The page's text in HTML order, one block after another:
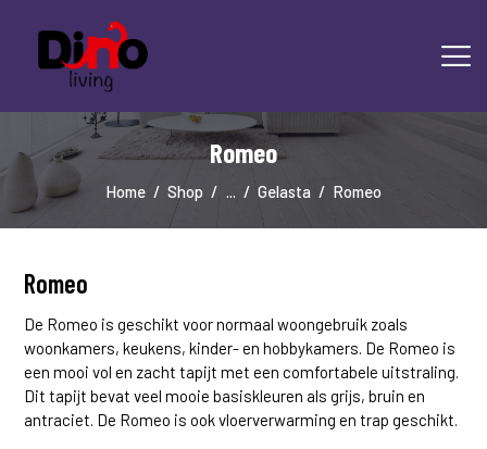
HOME
LAMINAAT
DIENSTEN
CONTACT
Romeo
Home Shop ... Gelasta Romeo
Romeo
De Romeo is geschikt voor normaal woongebruik zoals
woonkamers, keukens, kinder- en hobbykamers. De Romeo is
een mooi vol en zacht tapijt met een comfortabele uitstraling.
Dit tapijt bevat veel mooie basiskleuren als grijs, bruin en
antraciet. De Romeo is ook vloerverwarming en trap geschikt.